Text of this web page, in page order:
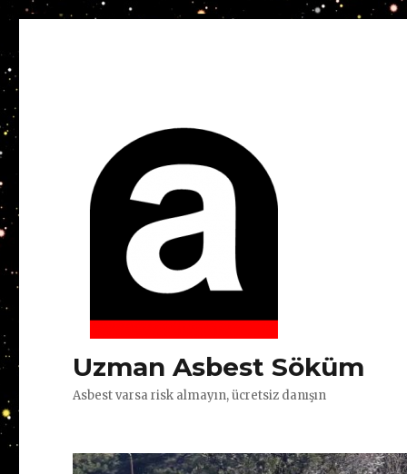
Uzman Asbest Söküm
Asbest varsa risk almayın, ücretsiz danışın